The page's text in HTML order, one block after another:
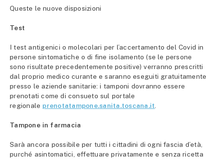
Queste le nuove disposizioni
Test
I test antigenici o molecolari per l’accertamento del Covid in
persone sintomatiche o di fine isolamento (se le persone
sono risultate precedentemente positive) verranno prescritti
dal proprio medico curante e saranno eseguiti gratuitamente
presso le aziende sanitarie: i tamponi dovranno essere
prenotati come di consueto sul portale
regionale prenotatampone.sanita.toscana.it
Tampone in farmacia
Sarà ancora possibile per tutti i cittadini di ogni fascia d’età,
purché asintomatici, effettuare privatamente e senza ricetta